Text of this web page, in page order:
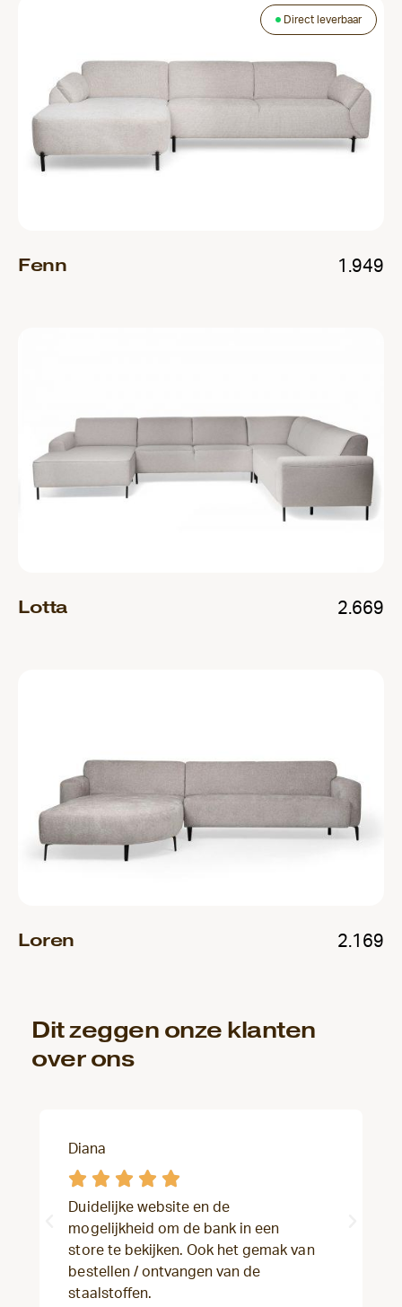
Fenn 1.949
Direct leverbaar
Lotta 2.669
Loren 2.169
Dit zeggen onze klanten
over ons
Diana
    
Duidelijke website en de
mogelijkheid om de bank in een
store te bekijken. Ook het gemak van
bestellen / ontvangen van de
staalstoffen.